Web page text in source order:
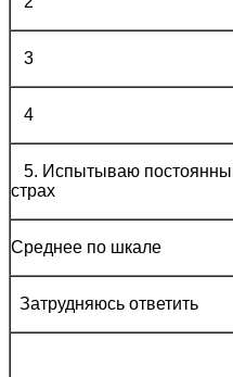
3
4
5. Испытываю
страх
Среднее по шкале
Затрудняюсь ответить